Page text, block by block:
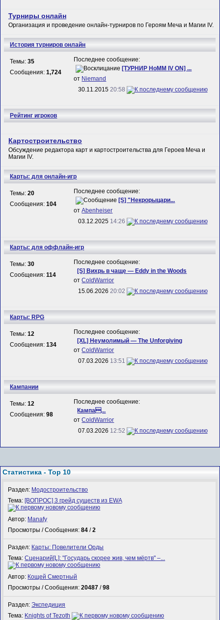
Турниры онлайн
Организация и проведение онлайн-турниров по Героям Меча и Магии IV.
История турниров онлайн
Темы:35
Сообщения:1,724
Последнее сообщение:
[ТУРНИР HoMM IV ON] ...
от Niemand
30.11.2015 20:58
Рейтинг игроков
Картостроительство
Обсуждение редактора карт и картостроительства для Героев Меча и
Магии IV.
Карты: для онлайн-игр
Темы:20
Сообщения:104
Последнее сообщение:
[S] "Некрорыцари...
отAbenheiser
03.12.2025 14:26
Карты: для оффлайн-игр
Темы:30
Сообщения:114
Последнее сообщение:
[S] Вихрь в чаще — Eddy in the Woods
отColdWarrior
15.06.2026 20:02
Карты: RPG
Темы:12
Сообщения:134
Последнее сообщение:
[XL] Неумолимый — The Unforgiving
отColdWarrior
07.03.2026 13:51
Кампании
Темы:12
Сообщения:98
Последнее сообщение:
Кампа...
отColdWarrior
07.03.2026 12:52
Статистика - Top 10
Раздел: Модостроительство
Тема: [ВОПРОС] 3 грейд существ из EWA
Автор: Manafy
Просмотры / Сообщения:84 /2
Раздел: Карты: Повелители Орды
Тема:Сценарий[L]: "Государь скорее жив, чем мёртв" –...
Автор: Кощей Смертный
Просмотры / Сообщения:20487 /98
Раздел:Экспедиция
Тема: Knights of Tezoth